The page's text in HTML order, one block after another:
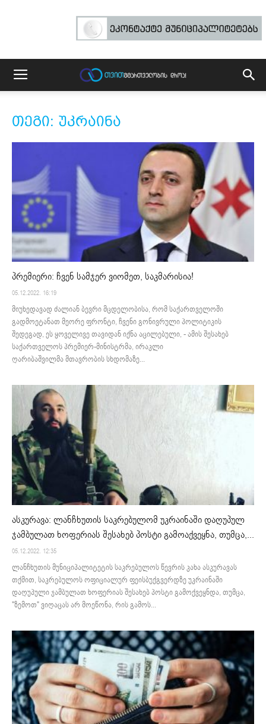
თეგი: უკრაინა
პრემიერი: ჩვენ სამჯერ ვიომეთ, საკმარისია!
05.12.2022. 16:19
მიუხედავად ძალიან ბევრი მცდელობისა, რომ საქართველოში
გადმოეტანათ მეორე ფრონტი, ჩვენი გონივრული პოლიტიკის
შედეგად, ეს ყოველივე თავიდან იქნა აცილებული, - ამის შესახებ
საქართველოს პრემიერ-მინისტრმა, ირაკლი
ღარიბაშვილმა მთავრობის სხდომაზე...
ასკურავა: ლანჩხუთის საკრებულომ უკრაინაში დაღუპულ
ჯამბულათ ხოფერიას შესახებ პოსტი გამოაქვეყნა, თუმცა,...
05.12.2022. 12:35
ლანჩხუთის მუნიციპალიტეტის საკრებულოს წევრის კახა ასკურავას
თქმით, საკრებულოს ოფიციალურ ფეისბუქგვერდზე უკრაინაში
დაღუპული ჯამბულათ ხოფერიას შესახებ პოსტი გამოქვეყნდა, თუმცა,
"ზემოთ" ვიღაცას არ მოეწონა, რის გამოს...